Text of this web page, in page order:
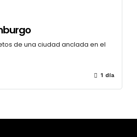
de una ciudad anclada en el
1 día